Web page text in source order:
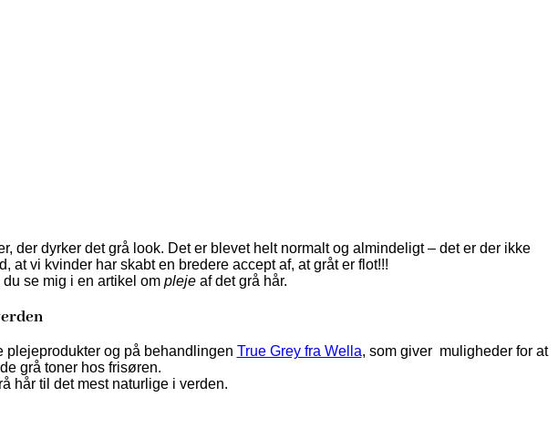
dyrker det grå look. Det er blevet helt normalt og almindeligt – det er der ikke
vi kvinder har skabt en bredere accept af, at gråt er flot!!!
du se mig i en artikel om plejeaf det grå hår.
plejeprodukter og på behandlingen True Grey fra Wella, som giver muligheder for at
grå toner hos frisøren.
hår til det mest naturlige i verden.